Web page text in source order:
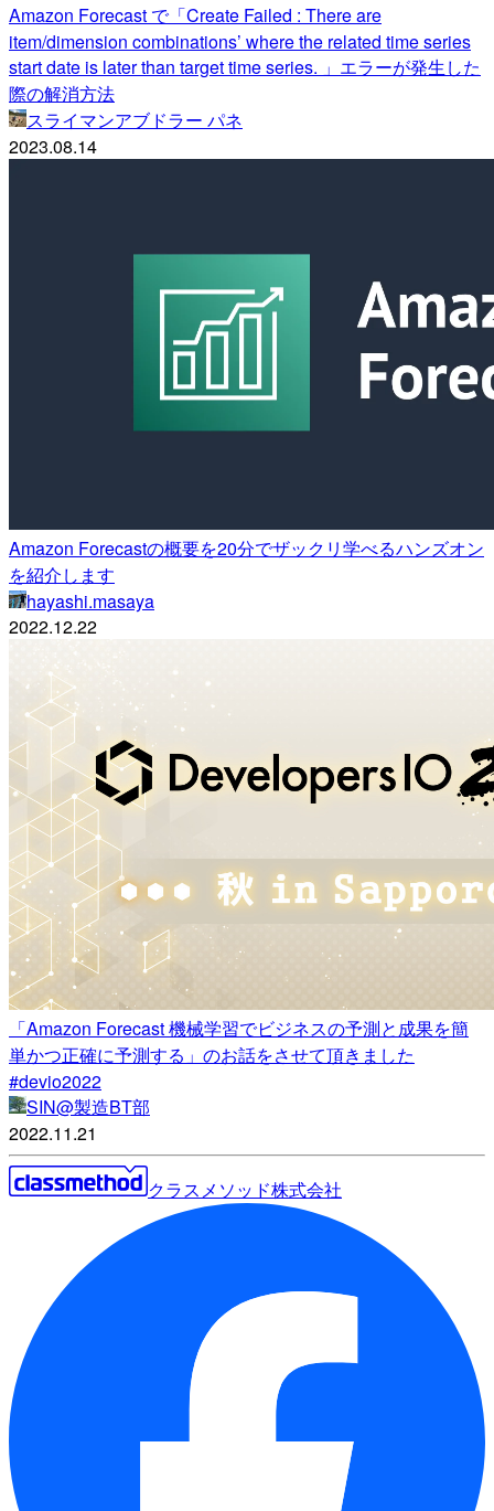
Amazon Forecast で「Create Failed : There are
item/dimension combinations’ where the related time series
start date is later than target time series. 」エラーが発生した
際の解消方法
スライマンアブドラー パネ
2023.08.14
Amazon Forecastの概要を20分でザックリ学べるハンズオン
を紹介します
hayashi.masaya
2022.12.22
「Amazon Forecast 機械学習でビジネスの予測と成果を簡
単かつ正確に予測する」のお話をさせて頂きました
#devio2022
SIN@製造BT部
2022.11.21
クラスメソッド株式会社